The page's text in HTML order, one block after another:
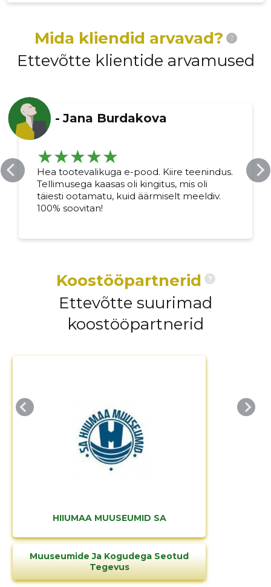
Mida kliendid arvavad? ?
Ettevõtte klientide arvamused
- Jana Burdakova
Hea tootevalikuga e-pood. Kiire teenindus.
Tellimusega kaasas oli kingitus, mis oli
täiesti ootamatu, kuid äärmiselt meeldiv.
100% soovitan!
Koostööpartnerid ?
Ettevõtte suurimad
koostööpartnerid
HIIUMAA MUUSEUMID SA
Muuseumide Ja Kogudega Seotud
Tegevus
Muuda pildi
kirjeldust